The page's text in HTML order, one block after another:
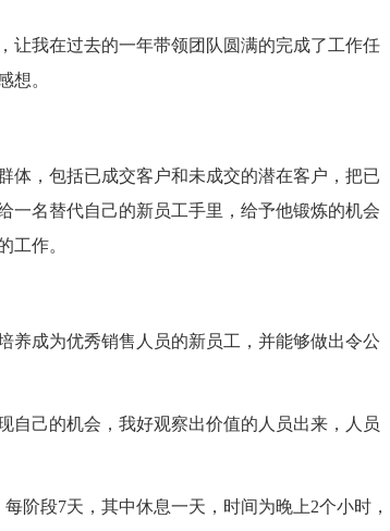
我在过去的一年带领团队圆满的完成了工作任
想。
，包括已成交客户和未成交的潜在客户，把已
一名替代自己的新员工手里，给予他锻炼的机会
工作。
成为优秀销售人员的新员工，并能够做出令公
己的机会，我好观察出价值的人员出来，人员
段7天，其中休息一天，时间为晚上2个小时，